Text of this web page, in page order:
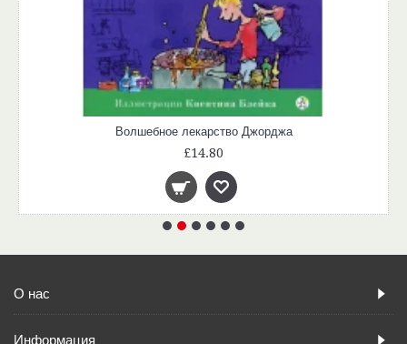
Волшебное лекарство Джорджа
£14.80
О нас
Информация